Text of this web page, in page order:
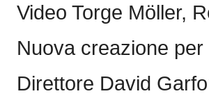
Video Torge Möller,
Nuova creazione
Direttore David